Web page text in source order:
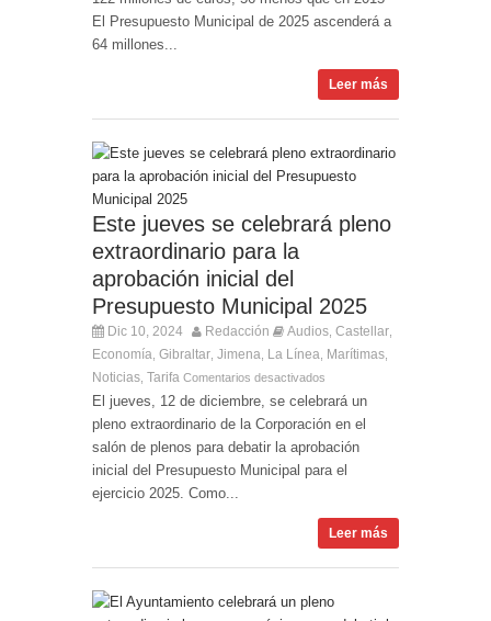
El Presupuesto Municipal de 2025 ascenderá a
64 millones...
Leer más
Este jueves se celebrará pleno
extraordinario para la
aprobación inicial del
Presupuesto Municipal 2025
Dic 10, 2024 Redacción Audios Castellar
Economía Gibraltar Jimena La Línea Marítimas
Noticias Tarifa Comentarios desactivados
El jueves, 12 de diciembre, se celebrará un
pleno extraordinario de la Corporación en el
salón de plenos para debatir la aprobación
inicial del Presupuesto Municipal para el
ejercicio 2025. Como...
Leer más